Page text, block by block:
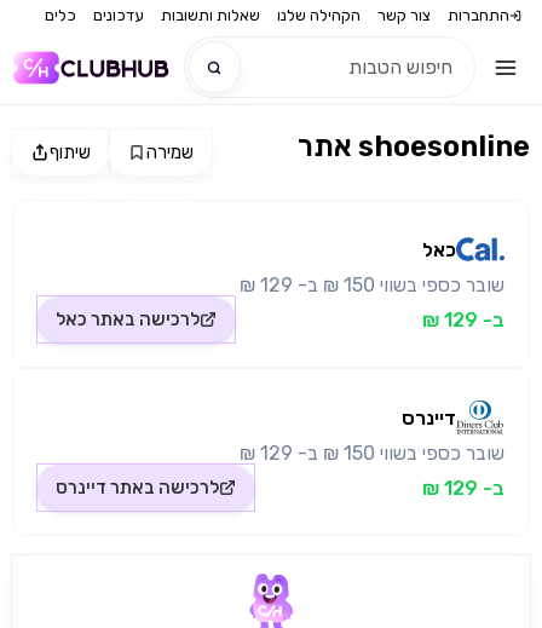
התחברות צור קשר הקהילה שלנו שאלות ותשובות עדכונים כלים
שיתוף שמירה אתר shoesonline
כאל
שובר כספי בשווי 150 ₪ ב- 129 ₪
ב- 129 ₪
לרכישה באתר כאל
דיינרס
שובר כספי בשווי 150 ₪ ב- 129 ₪
ב- 129 ₪
לרכישה באתר דיינרס